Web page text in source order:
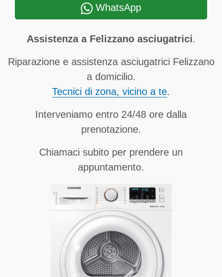
WhatsApp
Assistenza a Felizzano asciugatrici.
Riparazione e assistenza asciugatrici Felizzano
a domicilio.
Tecnici di zona, vicino a te.
Interveniamo entro 24/48 ore dalla
prenotazione.
Chiamaci subito per prendere un
appuntamento.